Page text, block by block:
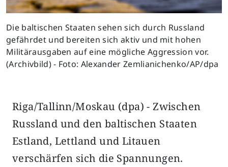
Die baltischen Staaten sehen sich durch Russland
gefährdet und bereiten sich aktiv und mit hohen
Militärausgaben auf eine mögliche Aggression vor.
(Archivbild) - Foto: Alexander Zemlianichenko/AP/dpa
Riga/Tallinn/Moskau (dpa) - Zwischen
Russland und den baltischen Staaten
Estland, Lettland und Litauen
verschärfen sich die Spannungen.